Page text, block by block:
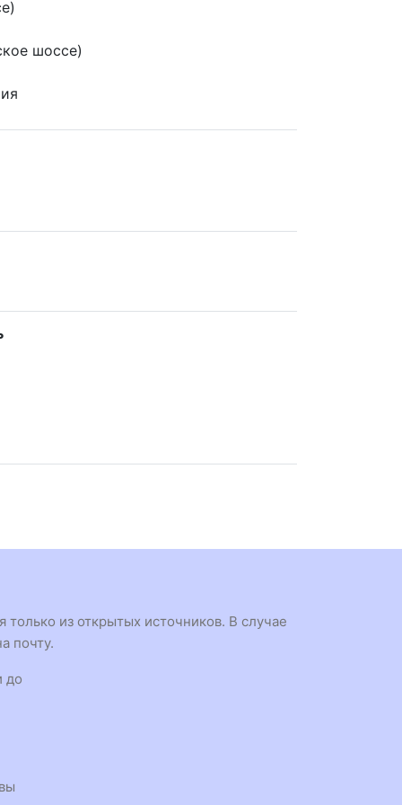
шоссе)
только из открытых источников. В случае
почту.
до